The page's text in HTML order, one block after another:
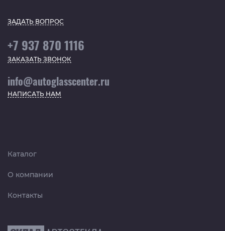
ЗАДАТЬ ВОПРОС
+7 937 870 1116
ЗАКАЗАТЬ ЗВОНОК
info@autoglasscenter.ru
НАПИСАТЬ НАМ
Каталог
О компании
Контакты